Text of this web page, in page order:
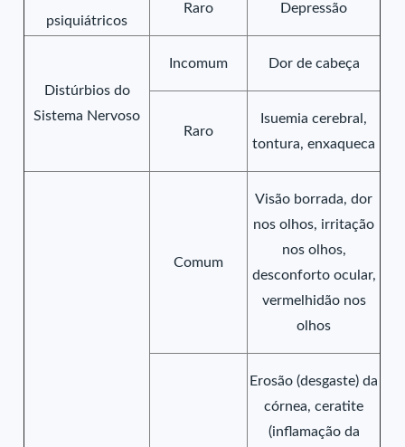
psiquiátricos
Raro Depressão
Distúrbios do
Sistema Nervoso
Incomum Dor de cabeça
Raro
Isuemia cerebral,
tontura, enxaqueca
Comum
Visão borrada, dor
nos olhos, irritação
nos olhos,
desconforto ocular,
vermelhidão nos
olhos
Erosão (desgaste) da
córnea, ceratite
(inflamação da